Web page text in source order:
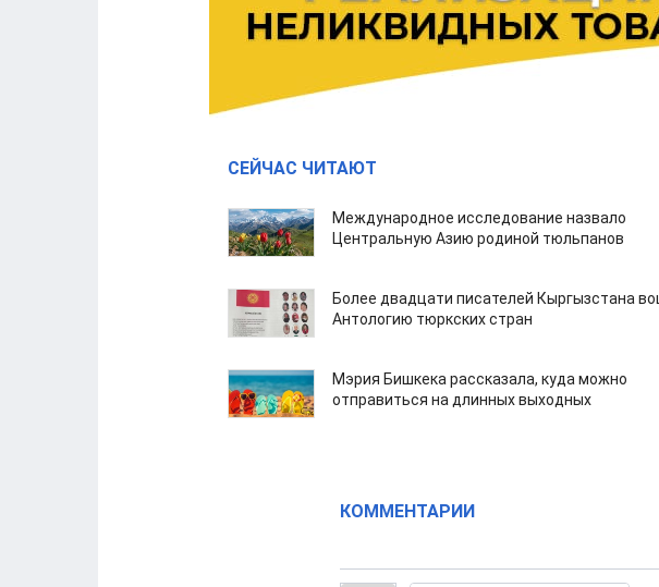
СЕЙЧАС ЧИТАЮТ
Международное исследование назвало
Центральную Азию родиной тюльпанов
Более двадцати писателей Кыргызстана
Антологию тюркских стран
Мэрия Бишкека рассказала, куда можно
отправиться на длинных выходных
КОММЕНТАРИИ